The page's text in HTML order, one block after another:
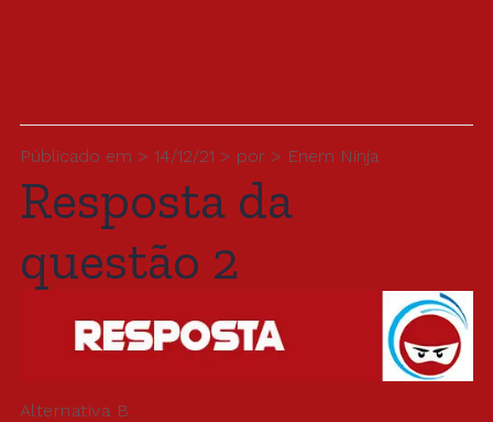
Públicado em > 14/12/21 > por > Enem Ninja
Resposta da
questão 2
Alternativa B.